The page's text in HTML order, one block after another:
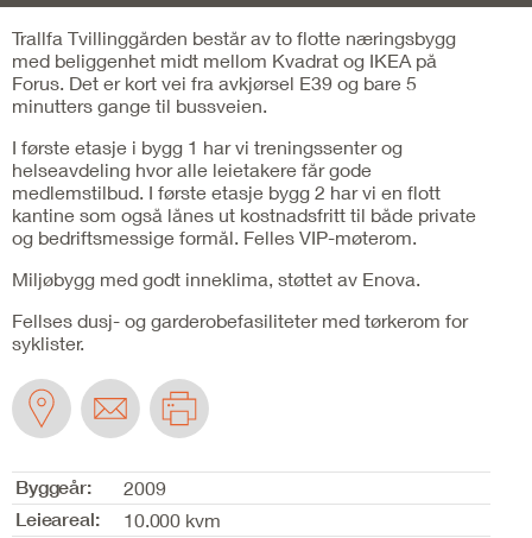
Trallfa Tvillinggården består av to flotte næringsbygg
med beliggenhet midt mellom Kvadrat og IKEA på
Forus. Det er kort vei fra avkjørsel E39 og bare 5
minutters gange til bussveien.
I første etasje i bygg 1 har vi treningssenter og
helseavdeling hvor alle leietakere får gode
medlemstilbud. I første etasje bygg 2 har vi en flott
kantine som også lånes ut kostnadsfritt til både private
og bedriftsmessige formål. Felles VIP-møterom.
Miljøbygg med godt inneklima, støttet av Enova.
Fellses dusj- og garderobefasiliteter med tørkerom for
syklister.
Byggeår:
2009
Leieareal:
10.000 kvm